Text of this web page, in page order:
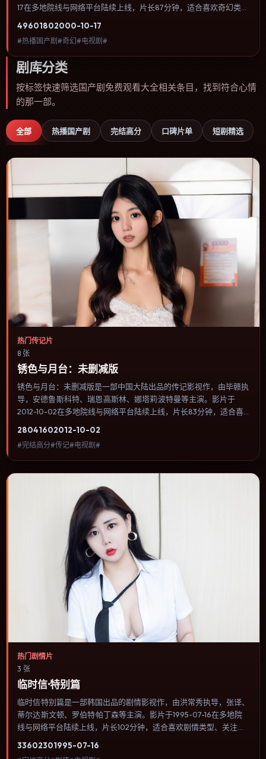
17在多地院线与网络平台陆续上线，片长87分钟，适合喜欢奇幻类
情节推进，节奏与视听语言统一，可作为休闲观影或类型片补片的选
择。
49601802000-10-17
#热播国产剧#奇幻#电视剧#
剧库分类
按标签快速筛选国产剧免费观看大全相关条目，找到符合心情
的那一部。
全部 热播国产剧 完结高分 口碑片单 短剧精选
热门传记片
8 张
锈色与月台：未删减版
锈色与月台：未删减版是一部中国大陆出品的传记影视作，由毕赣执
导，安德鲁·斯科特、瑞恩·高斯林、娜塔莉·波特曼等主演。影片于
2012-10-02在多地院线与网络平台陆续上线，片长83分钟，适合喜
情节推进，节奏与视听语言统一，可作为休闲观影或类型片补片的选
择。
28041602012-10-02
#完结高分#传记#电视剧#
热门剧情片
3 张
临时信·特别篇
临时信·特别篇是一部韩国出品的剧情影视作，由洪常秀执导，张译、
蒂尔达·斯文顿、罗伯特·帕丁森等主演。影片于1995-07-16在多地院
线与网络平台陆续上线，片长102分钟，适合喜欢剧情类型、关注人
33602301995-07-16